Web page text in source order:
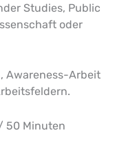
Studies, Public
oder
Awareness-Arbeit
50 Minuten